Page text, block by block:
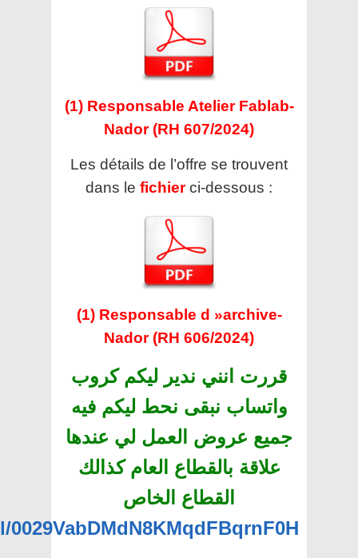
(1) Responsable Atelier Fablab-
Nador (RH 607/2024)
Les détails de l’offre se trouvent
dans le fichier ci-dessous :
(1) Responsable d »archive-
Nador (RH 606/2024)
قررت انني ندير ليكم كروب
واتساب نبقى نحط ليكم فيه
جميع عروض العمل لي عندها
علاقة بالقطاع العام كذالك
القطاع الخاص